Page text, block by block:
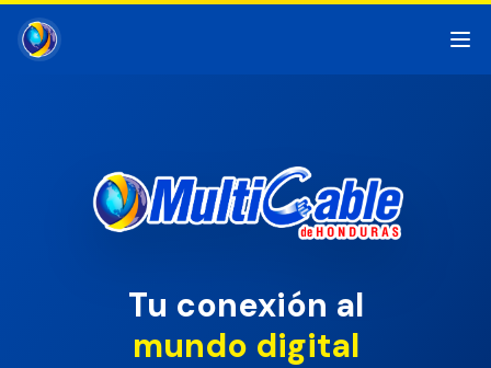
Tu conexión al
mundo digital